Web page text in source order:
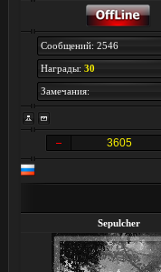
Сообщений: 2546
Награды: 30
Замечания:
3605
Sepulcher